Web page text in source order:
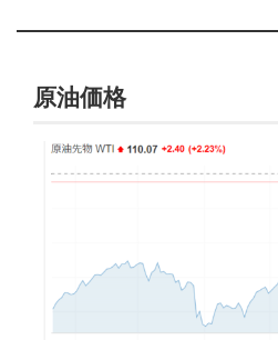
原油価格